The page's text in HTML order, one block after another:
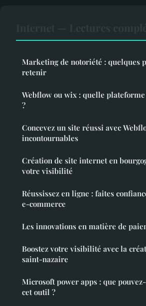
Marketing de notoriété : quelques
retenir
Webflow ou wix : quelle
?
Concevez un site réussi avec
incontournables
Création de site internet en
votre visibilité
Réussissez en ligne : faites
e-commerce
Les innovations en matière de
Boostez votre visibilité avec la
saint-nazaire
Microsoft power apps : que
cet outil ?